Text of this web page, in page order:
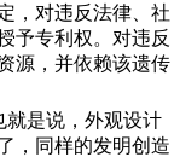
，对违反法律、社
予专利权。对违反
源，并依赖该遗传
就是说，外观设计
，同样的发明创造